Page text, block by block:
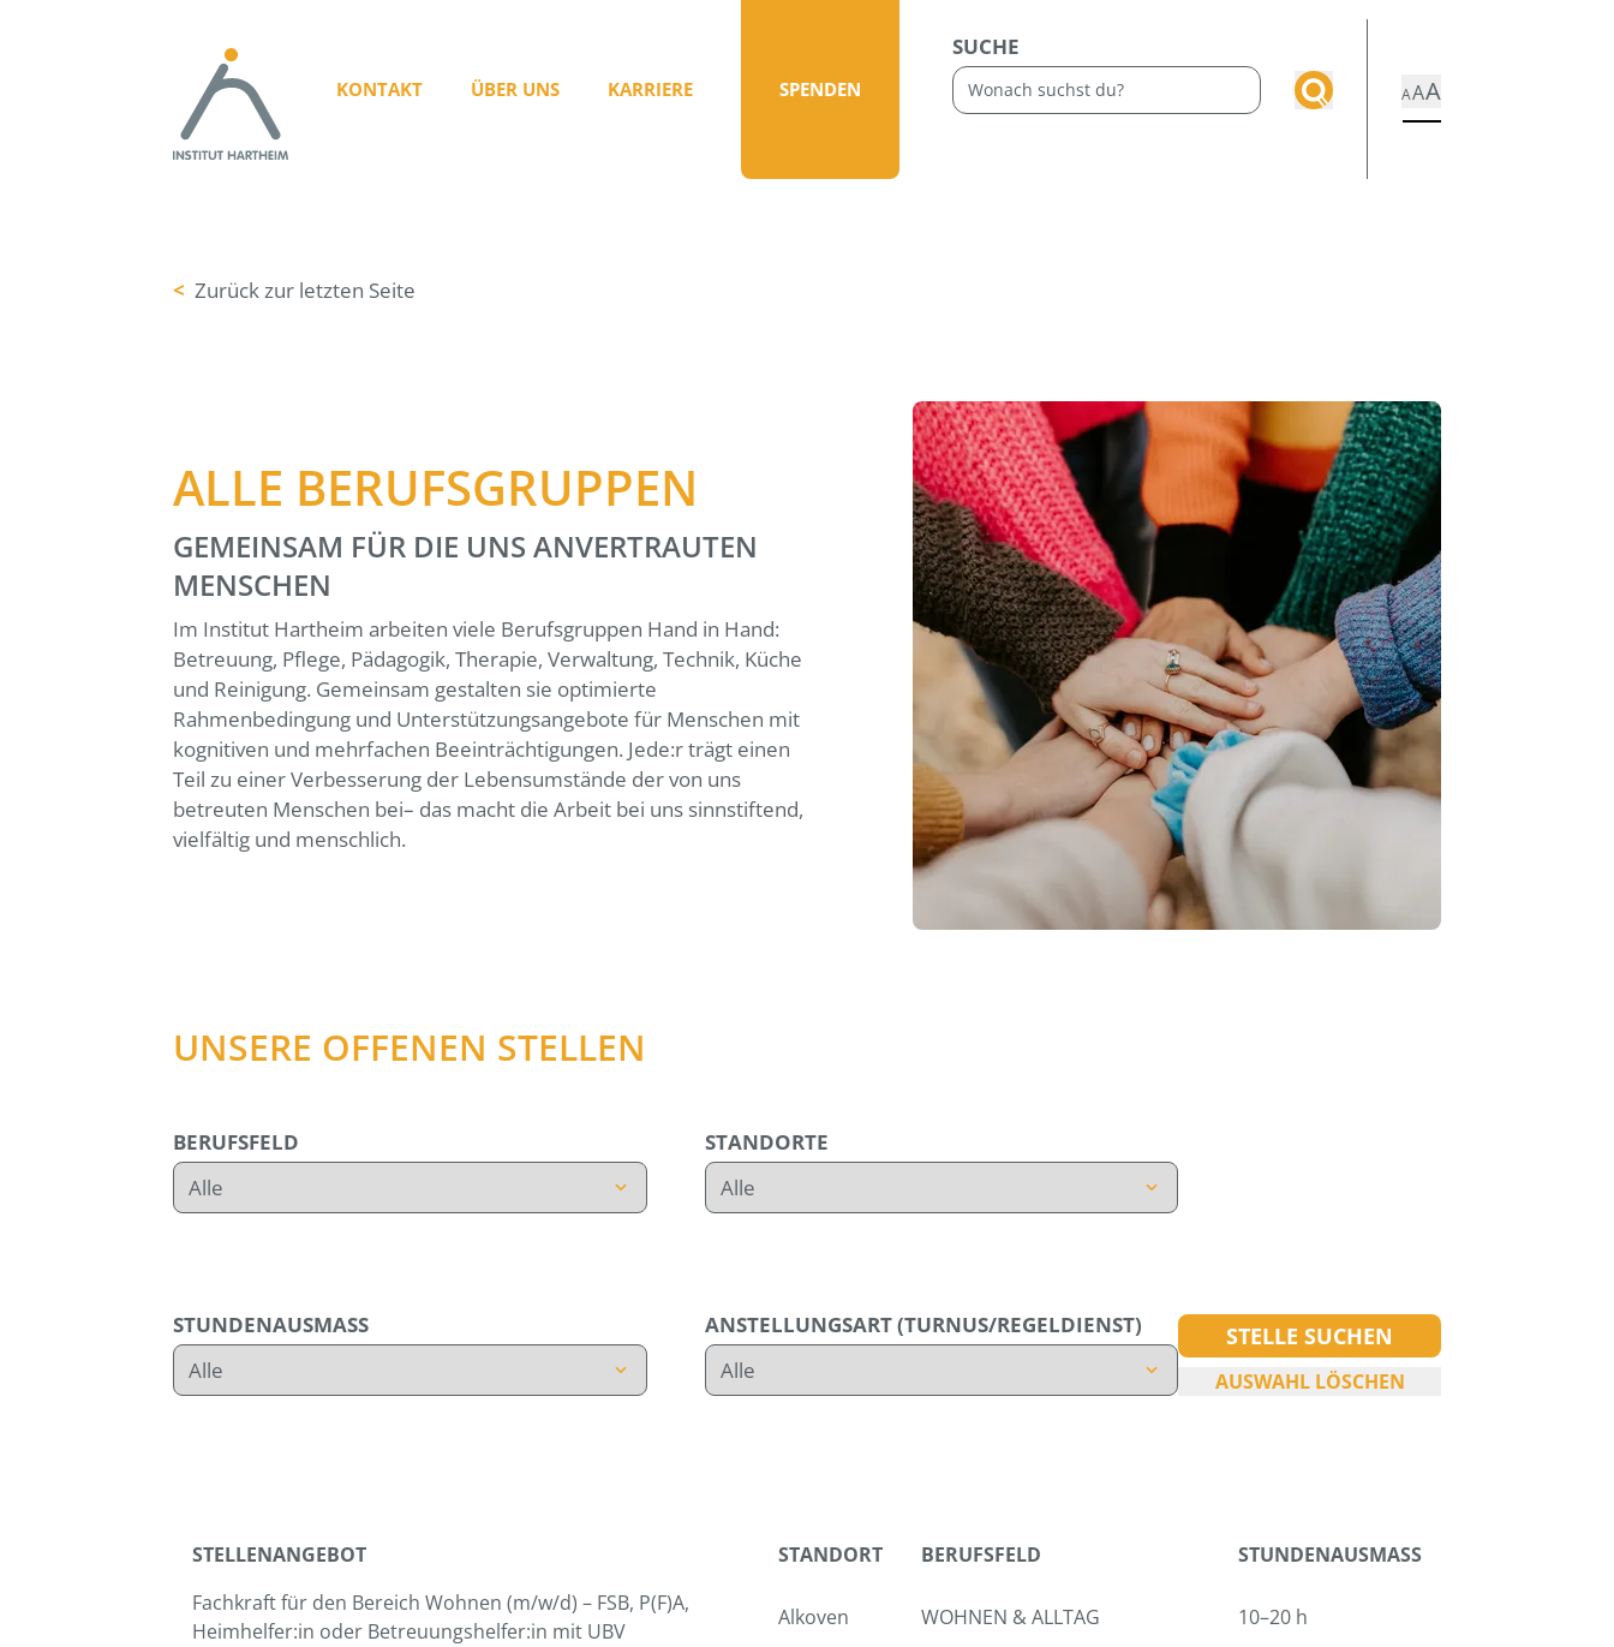
KONTAKT ÜBER UNS KARRIERE SPENDEN
SUCHE
AAA
< Zurück zur letzten Seite
ALLE BERUFSGRUPPEN
GEMEINSAM FÜR DIE UNS ANVERTRAUTEN
MENSCHEN
Im Institut Hartheim arbeiten viele Berufsgruppen Hand in Hand:
Betreuung, Pflege, Pädagogik, Therapie, Verwaltung, Technik, Küche
und Reinigung. Gemeinsam gestalten sie optimierte
Rahmenbedingung und Unterstützungsangebote für Menschen mit
kognitiven und mehrfachen Beeinträchtigungen. Jede:r trägt einen
Teil zu einer Verbesserung der Lebensumstände der von uns
betreuten Menschen bei– das macht die Arbeit bei uns sinnstiftend,
vielfältig und menschlich.
UNSERE OFFENEN STELLEN
BERUFSFELD STANDORTE
STUNDENAUSMASS ANSTELLUNGSART (TURNUS/REGELDIENST) STELLE SUCHEN
AUSWAHL LÖSCHEN
STELLENANGEBOT STANDORT BERUFSFELD
STUNDENAUSMASS
Fachkraft für den Bereich Wohnen (m/w/d) – FSB, P(F)A,
Heimhelfer:in oder Betreuungshelfer:in mit UBV
Alkoven WOHNEN & ALLTAG 10–20 h